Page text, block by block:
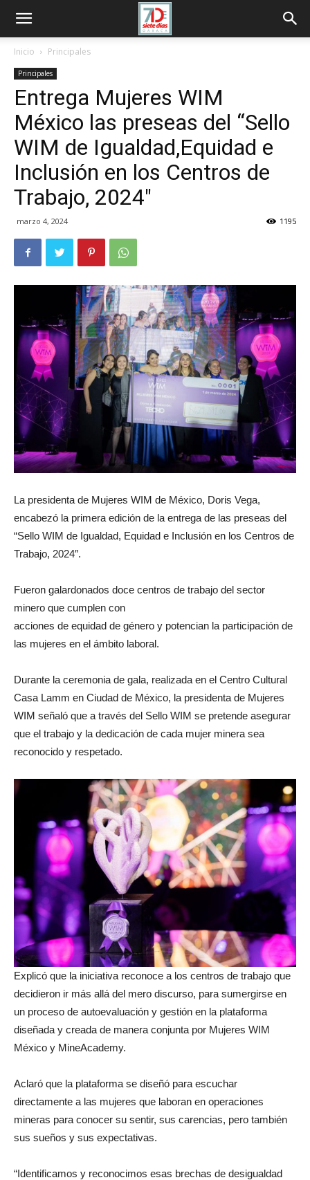
Inicio Principales
Principales
Entrega Mujeres WIM
México las preseas del “Sello
WIM de Igualdad,Equidad e
Inclusión en los Centros de
Trabajo, 2024″
marzo 4, 2024 1195
La presidenta de Mujeres WIM de México, Doris Vega,
encabezó la primera edición de la entrega de las preseas del
“Sello WIM de Igualdad, Equidad e Inclusión en los Centros de
Trabajo, 2024″.
Fueron galardonados doce centros de trabajo del sector
minero que cumplen con
acciones de equidad de género y potencian la participación de
las mujeres en el ámbito laboral.
Durante la ceremonia de gala, realizada en el Centro Cultural
Casa Lamm en Ciudad de México, la presidenta de Mujeres
WIM señaló que a través del Sello WIM se pretende asegurar
que el trabajo y la dedicación de cada mujer minera sea
reconocido y respetado.
Explicó que la iniciativa reconoce a los centros de trabajo que
decidieron ir más allá del mero discurso, para sumergirse en
un proceso de autoevaluación y gestión en la plataforma
diseñada y creada de manera conjunta por Mujeres WIM
México y MineAcademy.
Aclaró que la plataforma se diseñó para escuchar
directamente a las mujeres que laboran en operaciones
mineras para conocer su sentir, sus carencias, pero también
sus sueños y sus expectativas.
“Identificamos y reconocimos esas brechas de desigualdad